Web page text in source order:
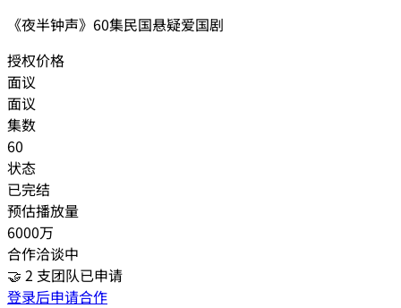
《夜半钟声》60集民国悬疑爱国剧
授权价格
面议
面议
集数
60
状态
已完结
预估播放量
6000万
合作洽谈中
🤝 2 支团队已申请
登录后申请合作